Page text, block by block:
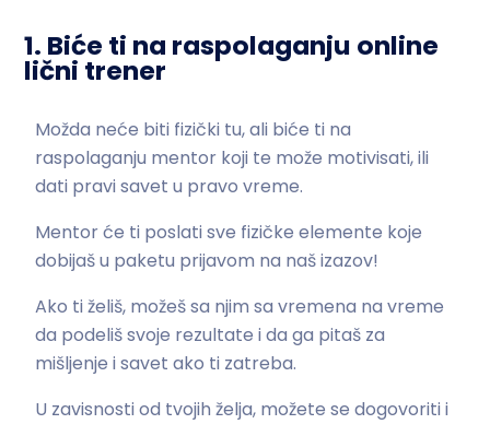
1. Biće ti na raspolaganju online
lični trener
Možda neće biti fizički tu, ali biće ti na
raspolaganju mentor koji te može motivisati, ili
dati pravi savet u pravo vreme.
Mentor će ti poslati sve fizičke elemente koje
dobijaš u paketu prijavom na naš izazov!
Ako ti želiš, možeš sa njim sa vremena na vreme
da podeliš svoje rezultate i da ga pitaš za
mišljenje i savet ako ti zatreba.
U zavisnosti od tvojih želja, možete se dogovoriti i